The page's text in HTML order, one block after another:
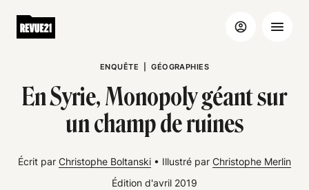
ENQUÊTE |GÉOGRAPHIES
En Syrie, Monopoly géant sur
un champ de ruines
Écrit par Christophe Boltanski • Illustré par Christophe Merlin
Édition d'avril 2019